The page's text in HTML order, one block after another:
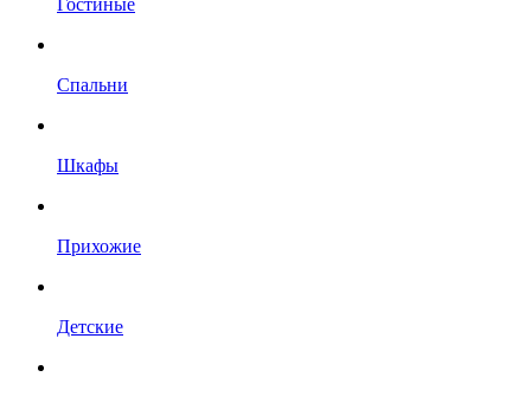
Гостиные
Спальни
Шкафы
Прихожие
Детские